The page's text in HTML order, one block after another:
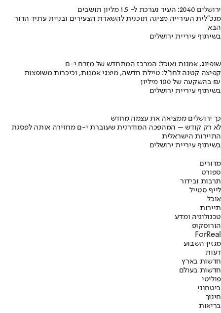
ירושלים 2040: העיר נערכת ל- 1.5 מליון תושבים
מנכ"לית העירייה מציגה תוכנית להשארת הצעירים ובניית עתיד הדור
הבא
בשיתוף עיריית ירושלים
שופינג, אמנות ואוכל: המרכז המתחדש של מזרח י-ם
קפיצה קטנה לחו"ל: טיילת חדשה, מיצגי אמנות, וכיכרות משופצות
בהשקעה של 100 מיליון ₪
בשיתוף עיריית ירושלים
כך ירושלים ממציאה את עצמה מחדש
לא רק קודש – המהפכה המודרנית שעוברת י-ם מחזירה אותה לפסגת
התיירות הישראלית
בשיתוף עיריית ירושלים
מדורים
ספורט
תרבות ובידור
לייף סטייל
אוכל
תיירות
טכנולוגיה ומדע
הורוסקופ
ForReal
מגזין השבוע
דעות
חדשות בארץ
חדשות בעולם
פוליטי
ביטחוני
חינוך
בריאות